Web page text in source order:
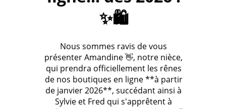
✨🛍️
Nous sommes ravis de vous
présenter Amandine 👋, notre nièce,
qui prendra officiellement les rênes
de nos boutiques en ligne **à partir
de janvier 2026**, succédant ainsi à
Sylvie et Fred qui s'apprêtent à